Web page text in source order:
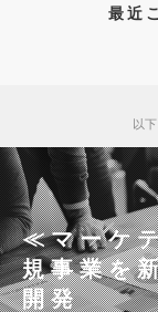
最近
以
≪マーケ
規事業を
開発